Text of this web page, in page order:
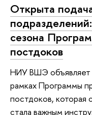
Открыта
сезона
постдоков
НИУ ВШЭ объявляет
рамках Программы
постдоков, которая
стала важным